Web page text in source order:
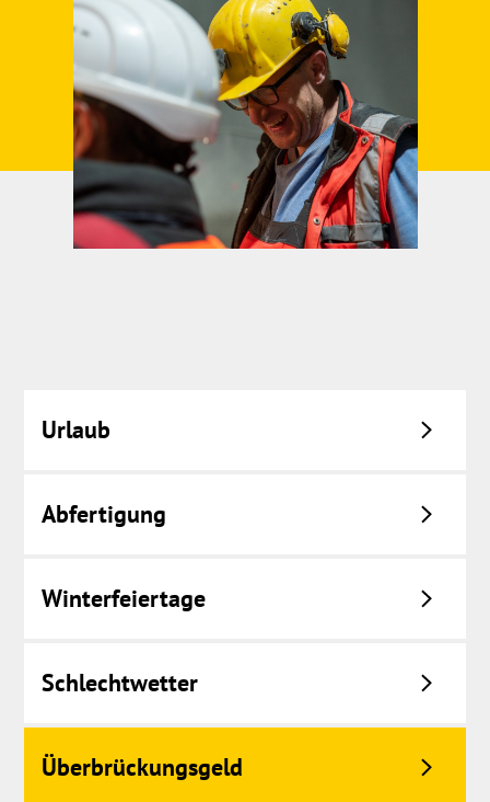
Urlaub
Abfertigung
Winterfeiertage
Schlechtwetter
Überbrückungsgeld